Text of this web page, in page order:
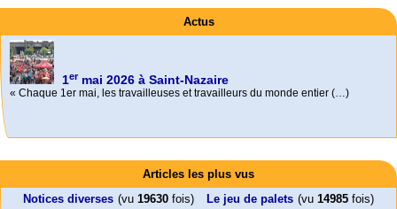
Actus
1ermai 2026 à Saint-Nazaire
« Chaque 1er mai, les travailleuses et travailleurs du monde entier (…)
Foutez-nous la paix !
Aujourd’hui, mercredi 18 mars 2026, le président de la République
Emmanuel (…)
Leonard Peltier libre !
Leonard Peltier, un Amérindien condamné deux fois à la prison à vie pour
un (…)
En Pays-de-la-Loire le couperet est tombé !
« La présidente Horizons de la région Pays de la Loire veut faire voter ce (…)
Mon CV... Cette perle indique une nouveauté, ou le dernier travail (…)
Articles les plus vus
Notices diverses (vu 19630 fois) Le jeu de palets (vu 14985 fois)